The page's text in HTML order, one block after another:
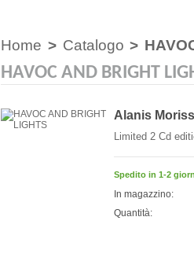
Home > Catalogo >
HAVOC AND BRIGHT
Alanis
Limited 2 Cd
Spedito in 1-2
In magazzino:
Quantità: